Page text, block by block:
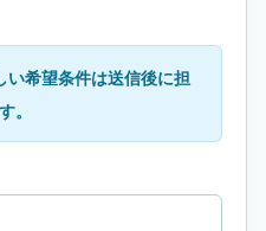
い希望条件は送信後に担
。